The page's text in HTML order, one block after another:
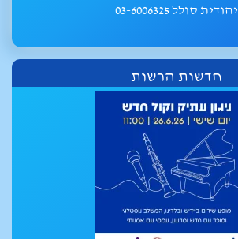
יהודית סולל 03-6006325
חדשות הרשות